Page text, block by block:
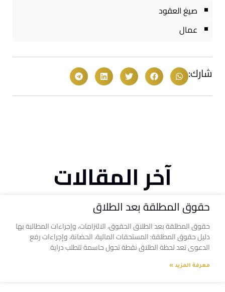
صيغ العقود
عمال
شارك:
آخر المقالات
حقوق المطلقة بعد الطلاق
حقوق المطلقة بعد الطلاق الحقوق، الالتزامات، وإجراءات المطالبة بها
دليل حقوق المطلقة: المستحقات المالية، الحضانة، وإجراءات رفع
الدعوى تعد لحظة الطلاق نقطة تحول حاسمة تتطلب دراية
معرفة المزيد »